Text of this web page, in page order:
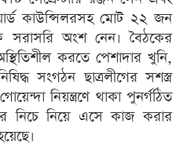
কাউন্সিলরসহ মোট ২২ জন
অংশ নেন। বৈঠকের
করতে পেশাদার খুনি,
সংগঠন ছাত্রলীগের সশস্ত্র
নিয়ন্ত্রণে থাকা পুনর্গঠিত
নিচে নিয়ে এসে কাজ করার